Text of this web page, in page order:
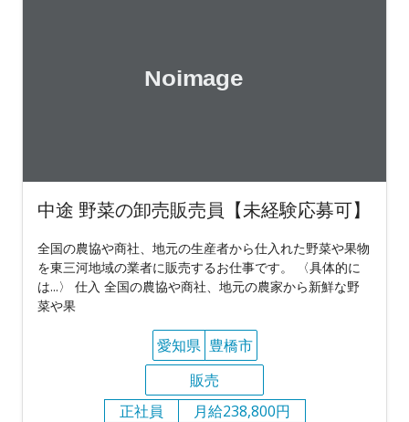
中途 野菜の卸売販売員【未経験応募可】
全国の農協や商社、地元の生産者から仕入れた野菜や果物
を東三河地域の業者に販売するお仕事です。 〈具体的に
は...〉 仕入 全国の農協や商社、地元の農家から新鮮な野
菜や果
愛知県 豊橋市
販売
正社員
月給238,800円